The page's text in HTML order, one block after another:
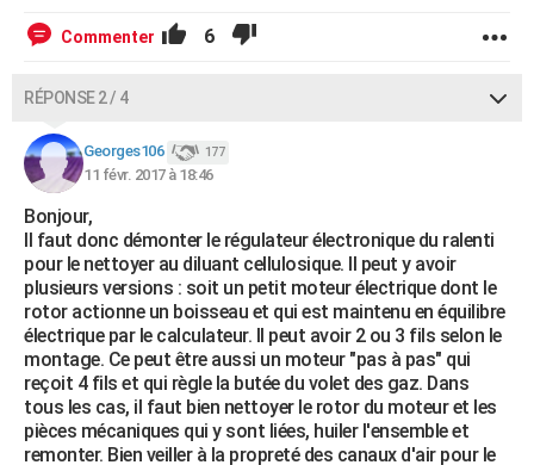
Commenter 6
RÉPONSE 2 / 4
Georges106 177
11 févr. 2017 à 18:46
Bonjour,
Il faut donc démonter le régulateur électronique du ralenti
pour le nettoyer au diluant cellulosique. Il peut y avoir
plusieurs versions : soit un petit moteur électrique dont le
rotor actionne un boisseau et qui est maintenu en équilibre
électrique par le calculateur. Il peut avoir 2 ou 3 fils selon le
montage. Ce peut être aussi un moteur "pas à pas" qui
reçoit 4 fils et qui règle la butée du volet des gaz. Dans
tous les cas, il faut bien nettoyer le rotor du moteur et les
pièces mécaniques qui y sont liées, huiler l'ensemble et
remonter. Bien veiller à la propreté des canaux d'air pour le